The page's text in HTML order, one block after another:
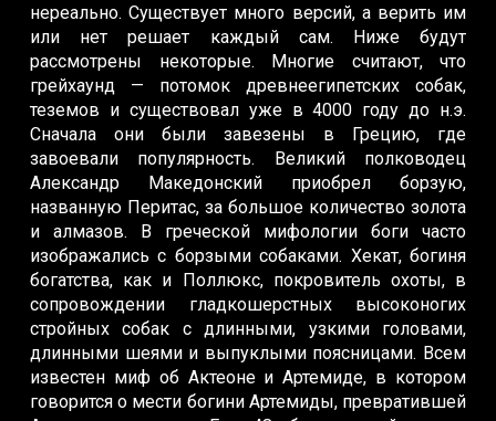
нереально. Существует много версий, а верить им
или нет решает каждый сам. Ниже будут
рассмотрены некоторые. Многие считают, что
грейхаунд — потомок древнеегипетских собак,
теземов и существовал уже в 4000 году до н.э.
Сначала они были завезены в Грецию, где
завоевали популярность. Великий полководец
Александр Македонский приобрел борзую,
названную Перитас, за большое количество золота
и алмазов. В греческой мифологии боги часто
изображались с борзыми собаками. Хекат, богиня
богатства, как и Поллюкс, покровитель охоты, в
сопровождении гладкошерстных высоконогих
стройных собак с длинными, узкими головами,
длинными шеями и выпуклыми поясницами. Всем
известен миф об Актеоне и Артемиде, в котором
говорится о мести богини Артемиды, превратившей